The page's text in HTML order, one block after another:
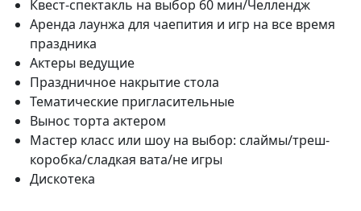
Квест-спектакль на выбор 60 мин/Челлендж
Аренда лаунжа для чаепития и игр на все время
праздника
Актеры ведущие
Праздничное накрытие стола
Тематические пригласительные
Вынос торта актером
Мастер класс или шоу на выбор: слаймы/треш-
коробка/сладкая вата/не игры
Дискотека